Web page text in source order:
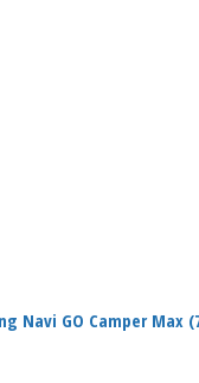
Navi GO Camper